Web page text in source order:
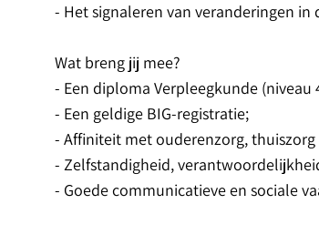
- Het signaleren van veranderingen
Wat breng jij mee?
- Een diploma Verpleegkunde (niveau
- Een geldige BIG-registratie;
- Affiniteit met ouderenzorg,
- Zelfstandigheid,
- Goede communicatieve en sociale